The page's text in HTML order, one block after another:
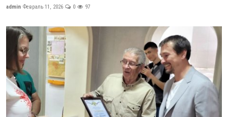
admin Февраль 11, 2026 0 97